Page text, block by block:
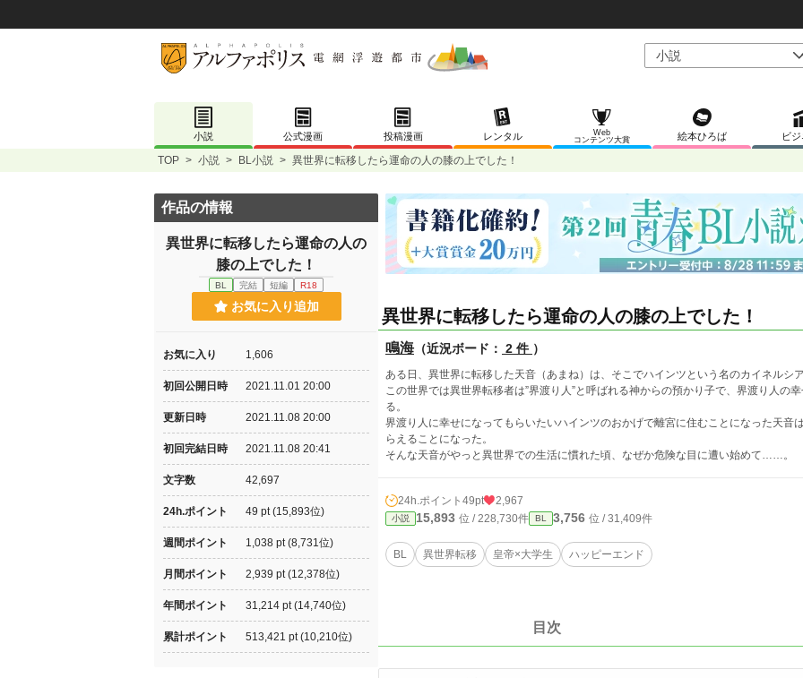
小説 公式漫画 投稿漫画 レンタル
Web
コンテンツ大賞
絵本ひろば ビジ
TOP > 小説 > BL小説 > 異世界に転移したら運命の人の膝の上でした！
異世界に転移したら運命の人の膝の上でした！
鳴海 （近況ボード： 2 件 ）
ある日、異世界に転移した天音（あまね）は、そこでハインツという名のカイネルシ
この世界では異世界転移者は”界渡り人”と呼ばれる神からの預かり子で、界渡り人の
る。
界渡り人に幸せになってもらいたいハインツのおかげで離宮に住むことになった天音
らえることになった。
そんな天音がやっと異世界での生活に慣れた頃、なぜか危険な目に遭い始めて……。
24h.ポイント 49pt 2,967
小説 15,893 位 / 228,730件 BL 3,756 位 / 31,409件
BL 異世界転移 皇帝×大学生 ハッピーエンド
目次
作品の情報
異世界に転移したら運命の人の
膝の上でした！
BL 完結 短編 R18
お気に入り追加
お気に入り 1,606
初回公開日時 2021.11.01 20:00
更新日時 2021.11.08 20:00
初回完結日時 2021.11.08 20:41
文字数 42,697
24h.ポイント 49 pt (15,893位)
週間ポイント 1,038 pt (8,731位)
月間ポイント 2,939 pt (12,378位)
年間ポイント 31,214 pt (14,740位)
累計ポイント 513,421 pt (10,210位)